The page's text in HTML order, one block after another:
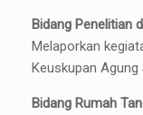
Bidang Penelitian
Melaporkan
Keuskupan Agung
Bidang Rumah